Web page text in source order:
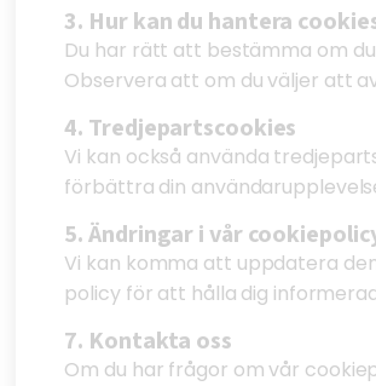
3. Hur kan du hantera
Du har rätt att bestämma om
Observera att om du väljer att
4. Tredjepartscookies
Vi kan också använda
förbättra din
5. Ändringar i vår
Vi kan komma att uppdatera
policy för att hålla dig
7. Kontakta oss
Om du har frågor om vår